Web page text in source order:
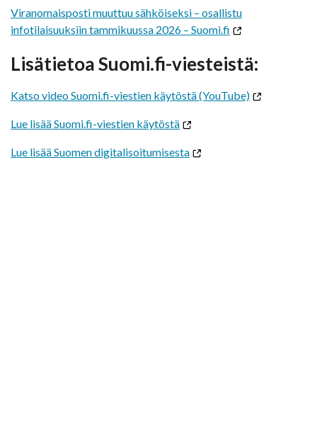
Viranomaisposti muuttuu sähköiseksi – osallistu
infotilaisuuksiin tammikuussa 2026 – Suomi.fi
Lisätietoa Suomi.fi-viesteistä:
Katso video Suomi.fi-viestien käytöstä (YouTube)
Lue lisää Suomi.fi-viestien käytöstä
Lue lisää Suomen digitalisoitumisesta